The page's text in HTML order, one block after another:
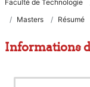
Faculté de Technologie
Masters
Résumé
Informations